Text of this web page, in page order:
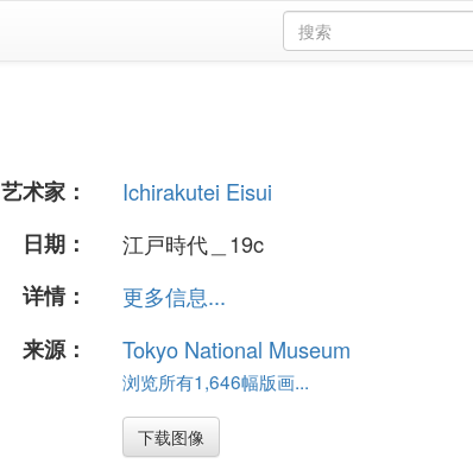
艺术家：
Ichirakutei Eisui
日期：
江戸時代＿19c
详情：
更多信息...
来源：
Tokyo National Museum
浏览所有1,646幅版画...
下载图像